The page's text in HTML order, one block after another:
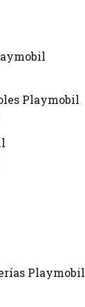
Playmobil
Playmobil